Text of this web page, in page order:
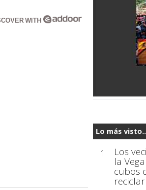
WITH
Lo más
1 Los
la
cubos